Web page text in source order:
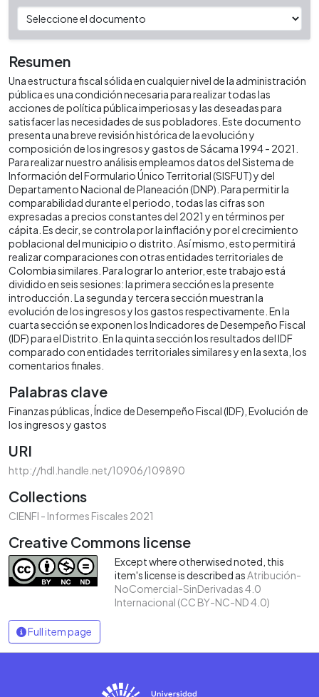
Resumen
Una estructura fiscal sólida en cualquier nivel de la administración
pública es una condición necesaria para realizar todas las
acciones de política pública imperiosas y las deseadas para
satisfacer las necesidades de sus pobladores. Este documento
presenta una breve revisión histórica de la evolución y
composición de los ingresos y gastos de Sácama 1994 - 2021.
Para realizar nuestro análisis empleamos datos del Sistema de
Información del Formulario Único Territorial (SISFUT) y del
Departamento Nacional de Planeación (DNP). Para permitir la
comparabilidad durante el periodo, todas las cifras son
expresadas a precios constantes del 2021 y en términos per
cápita. Es decir, se controla por la inflación y por el crecimiento
poblacional del municipio o distrito. Así mismo, esto permitirá
realizar comparaciones con otras entidades territoriales de
Colombia similares. Para lograr lo anterior, este trabajo está
dividido en seis sesiones: la primera sección es la presente
introducción. La segunda y tercera sección muestran la
evolución de los ingresos y los gastos respectivamente. En la
cuarta sección se exponen los Indicadores de Desempeño Fiscal
(IDF) para el Distrito. En la quinta sección los resultados del IDF
comparado con entidades territoriales similares y en la sexta, los
comentarios finales.
Palabras clave
Finanzas públicas Índice de Desempeño Fiscal (IDF) Evolución de
los ingresos y gastos
URI
http://hdl.handle.net/10906/109890
Collections
CIENFI - Informes Fiscales 2021
Creative Commons license
Except where otherwised noted, this
item's license is described asAtribución-
NoComercial-SinDerivadas 4.0
Internacional (CC BY-NC-ND 4.0)
Full item page